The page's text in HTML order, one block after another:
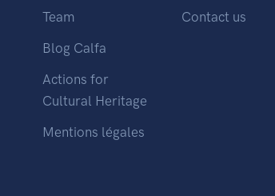
Team
Blog Calfa
Actions for
Cultural Heritage
Mentions légales
Contact us